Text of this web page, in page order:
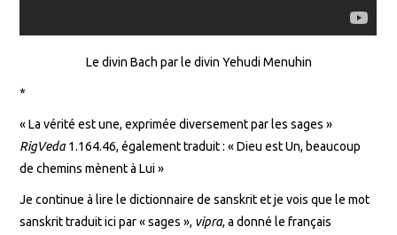
Le divin Bach par le divin Yehudi Menuhin
*
« La vérité est une, exprimée diversement par les sages »
RigVeda 1.164.46, également traduit : « Dieu est Un, beaucoup
de chemins mènent à Lui »
Je continue à lire le dictionnaire de sanskrit et je vois que le mot
sanskrit traduit ici par « sages », vipra, a donné le français